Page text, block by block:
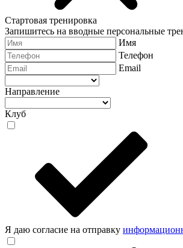
Стартовая тренировка
Запишитесь на вводные персональные
Имя
Телефон
Email
Направление
Клуб
Я даю согласие на отправку